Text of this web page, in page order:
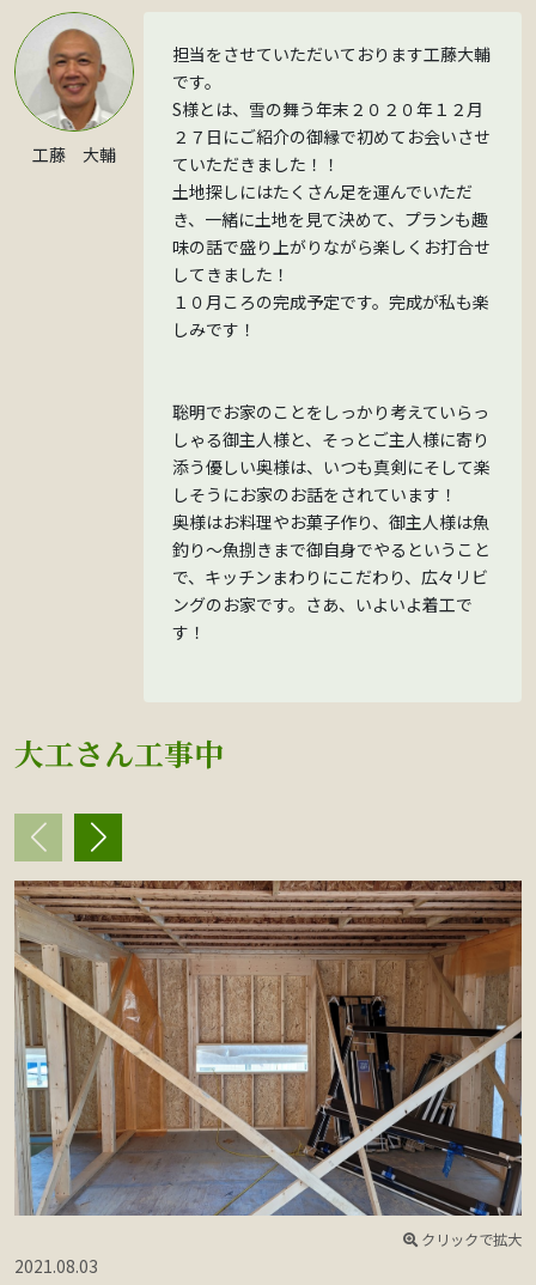
工藤 大輔
担当をさせていただいております工藤大輔
です。
S様とは、雪の舞う年末２０２０年１２月
２７日にご紹介の御縁で初めてお会いさせ
ていただきました！！
土地探しにはたくさん足を運んでいただ
き、一緒に土地を見て決めて、プランも趣
味の話で盛り上がりながら楽しくお打合せ
してきました！
１０月ころの完成予定です。完成が私も楽
しみです！
聡明でお家のことをしっかり考えていらっ
しゃる御主人様と、そっとご主人様に寄り
添う優しい奥様は、いつも真剣にそして楽
しそうにお家のお話をされています！
奥様はお料理やお菓子作り、御主人様は魚
釣り～魚捌きまで御自身でやるということ
で、キッチンまわりにこだわり、広々リビ
ングのお家です。さあ、いよいよ着工で
す！
大工さん工事中
クリックで拡大
2021.08.03